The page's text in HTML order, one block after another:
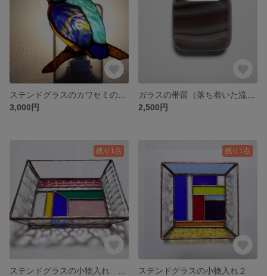
3,000円
2,500円
残り1点 残り1点
ステンドグラスの小物入れ２